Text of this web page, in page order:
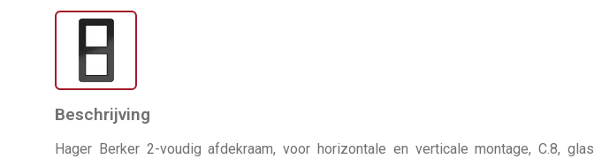
Beschrijving
Hager Berker 2-voudig afdekraam, voor horizontale en verticale montage, C.8, glas